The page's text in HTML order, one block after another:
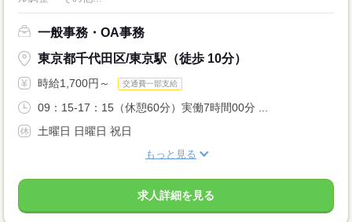
一般事務・OA事務
東京都千代田区/東京駅（徒歩 10分）
時給1,700円～ 交通費一部支給
09：15-17：15（休憩60分）実働7時間00分 ...
土曜日 日曜日 祝日
もっと見る
求人詳細を見る